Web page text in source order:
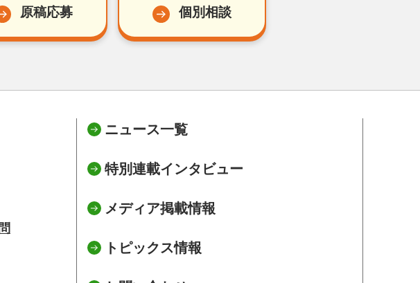
原稿応募 個別相談
ニュース一覧
特別連載インタビュー
メディア掲載情報
トピックス情報